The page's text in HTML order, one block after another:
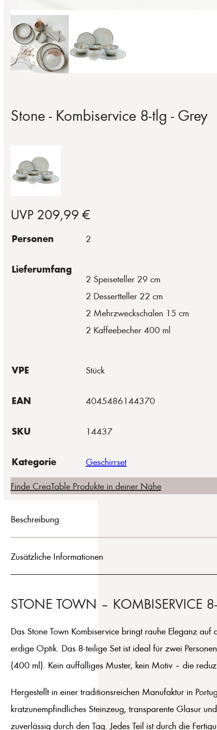
Stone - Kombiservice 8-tlg - Grey
UVP 209,99 €
Personen 2
Lieferumfang
2 Speiseteller 29 cm
2 Dessertteller 22 cm
2 Mehrzweckschalen 15 cm
2 Kaffeebecher 400 ml
VPE Stück
EAN 4045486144370
SKU 14437
Kategorie
Geschirrset
Finde CreaTable Produkte in deiner Nähe
Beschreibung
Zusätzliche Informationen
STONE TOWN – KOMBISERVICE
Das Stone Town Kombiservice bringt rauhe Eleganz
erdige Optik. Das 8-teilige Set ist ideal für zwei
(400 ml). Kein auffälliges Muster, kein Motiv – die
Hergestellt in einer traditionsreichen Manufaktur in
kratzunempfindliches Steinzeug, transparente Glasur
zuverlässig durch den Tag. Jedes Teil ist durch die